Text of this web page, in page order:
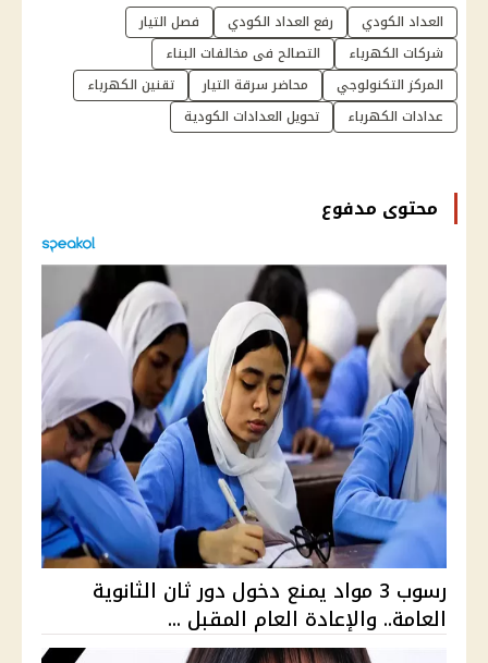
العداد الكودي رفع العداد الكودي
فصل التيار
شركات الكهرباء
التصالح فى مخالفات البناء
المركز التكنولوجي
محاضر سرقة التيار
تقنين الكهرباء
عدادات الكهرباء
تحويل العدادات الكودية
محتوى مدفوع
رسوب 3 مواد يمنع دخول دور ثان الثانوية
العامة.. والإعادة العام المقبل ...